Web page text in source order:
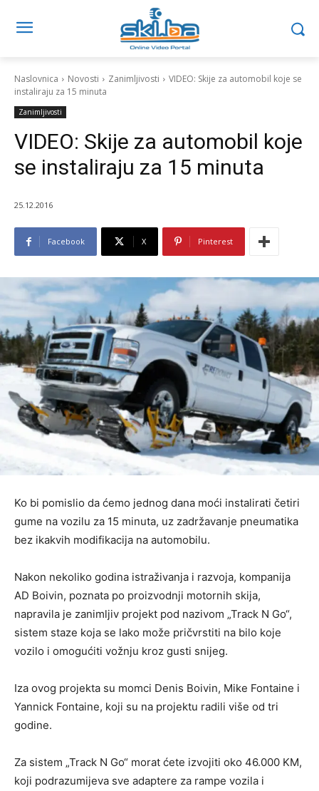
Naslovnica Novosti Zanimljivosti
VIDEO: Skije za automobil koje se
instaliraju za 15 minuta
Zanimljivosti
VIDEO: Skije za automobil koje
se instaliraju za 15 minuta
25.12.2016
Facebook X Pinterest
Ko bi pomislio da ćemo jednog dana moći instalirati četiri
gume na vozilu za 15 minuta, uz zadržavanje pneumatika
bez ikakvih modifikacija na automobilu.
Nakon nekoliko godina istraživanja i razvoja, kompanija
AD Boivin, poznata po proizvodnji motornih skija,
napravila je zanimljiv projekt pod nazivom „Track N Go“,
sistem staze koja se lako može pričvrstiti na bilo koje
vozilo i omogućiti vožnju kroz gusti snijeg.
Iza ovog projekta su momci Denis Boivin, Mike Fontaine i
Yannick Fontaine, koji su na projektu radili više od tri
godine.
Za sistem „Track N Go“ morat ćete izvojiti oko 46.000 KM,
koji podrazumijeva sve adaptere za rampe vozila i